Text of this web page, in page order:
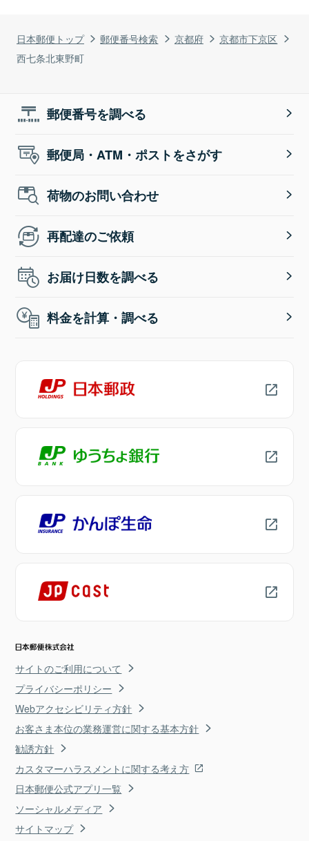
日本郵便トップ 郵便番号検索 京都府
京都市下京区
西七条北東野町
郵便番号を調べる
郵便局・ATM・ポストをさがす
荷物のお問い合わせ
再配達のご依頼
お届け日数を調べる
料金を計算・調べる
サイトのご利用について
プライバシーポリシー
Webアクセシビリティ方針
お客さま本位の業務運営に関する基本方針
勧誘方針
カスタマーハラスメントに関する考え方
日本郵便公式アプリ一覧
ソーシャルメディア
サイトマップ